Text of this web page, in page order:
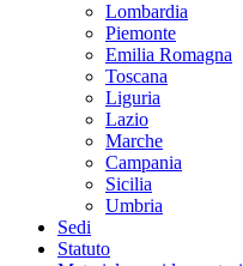
Lombardia
Piemonte
Emilia Romagna
Toscana
Liguria
Lazio
Marche
Campania
Sicilia
Umbria
Sedi
Statuto